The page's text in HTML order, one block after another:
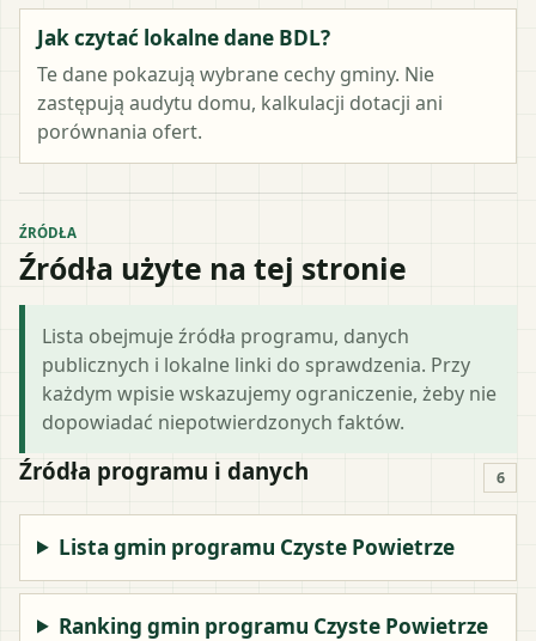
Jak czytać lokalne dane BDL?
Te dane pokazują wybrane cechy gminy. Nie
zastępują audytu domu, kalkulacji dotacji ani
porównania ofert.
ŹRÓDŁA
Źródła użyte na tej stronie
Lista obejmuje źródła programu, danych
publicznych i lokalne linki do sprawdzenia. Przy
każdym wpisie wskazujemy ograniczenie, żeby nie
dopowiadać niepotwierdzonych faktów.
Źródła programu i danych 6
Lista gmin programu Czyste Powietrze
Ranking gmin programu Czyste Powietrze